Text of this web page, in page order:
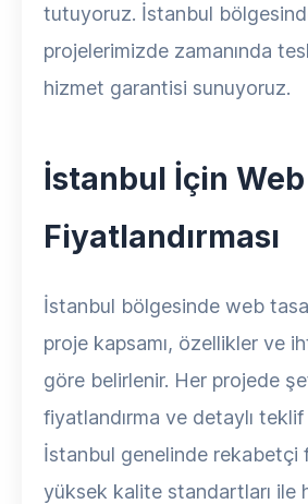
tutuyoruz. İstanbul
projelerimizde zamanında
hizmet garantisi sunuyoruz.
İstanbul İçin Web
Fiyatlandırması
İstanbul bölgesinde web
proje kapsamı, özellikler ve
göre belirlenir. Her projede
fiyatlandırma ve detaylı
İstanbul genelinde rekabetçi
yüksek kalite standartları ile